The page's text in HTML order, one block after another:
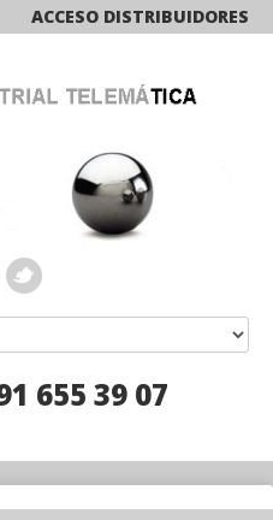
ACCESO DISTRIBUIDORES
655 39 07